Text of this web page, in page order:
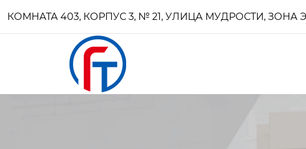
КОМНАТА 403, КОРПУС 3, № 21, УЛИЦА МУДРОСТИ,